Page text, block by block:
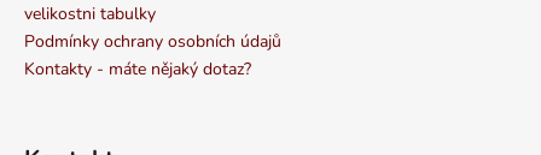
velikostni tabulky
Podmínky ochrany osobních údajů
Kontakty - máte nějaký dotaz?